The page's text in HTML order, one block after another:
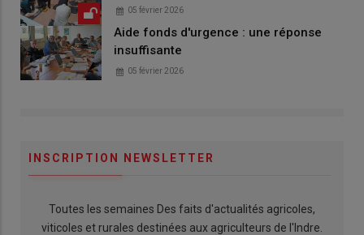
05 février 2026
Aide fonds d'urgence : une réponse
insuffisante
05 février 2026
INSCRIPTION NEWSLETTER
Toutes les semaines Des faits d'actualités agricoles,
viticoles et rurales destinées aux agriculteurs de l'Indre.